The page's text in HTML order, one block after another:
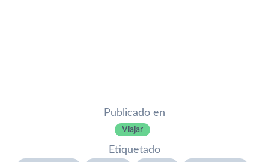
Publicado en
Viajar
Etiquetado